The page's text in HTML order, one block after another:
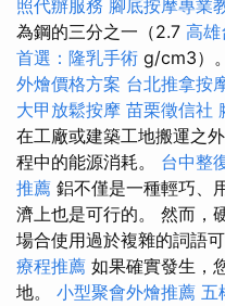
照代辦服務 腳底按摩專業
為鋼的三分之一（2.7 高雄
首選：隆乳手術 g/cm3）。
外燴價格方案 台北推拿按
大甲放鬆按摩 苗栗徵信社
在工廠或建築工地搬運之
程中的能源消耗。 台中整
推薦 鋁不僅是一種輕巧、
濟上也是可行的。 然而，
場合使用過於複雜的詞語
療程推薦 如果確實發生，
地。 小型聚會外燴推薦 五